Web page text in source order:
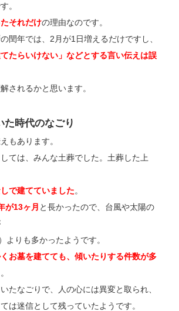
。
それだけの理由なのです。
閏年では、2月が1日増えるだけですし、
てたらいけない」などとする言い伝えは誤
されるかと思います。
た時代のなごり
もあります。
ては、みんな土葬でした。土葬した上
で建てていました。
が13ヶ月 と長かったので、台風や太陽の
よりも多かったようです。
お墓を建てても、傾いたりする件数が多
たなごりで、人の心には異変と取られ、
は迷信として残っていたようです。